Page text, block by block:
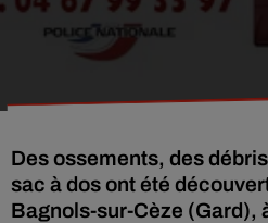
Des ossements, des
sac à dos ont été
Bagnols-sur-Cèze (Gard),